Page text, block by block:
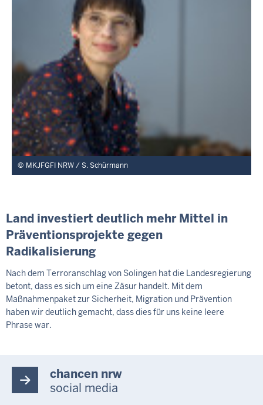
MKJFGFI NRW / S. Schürmann
Land investiert deutlich mehr Mittel in
Präventionsprojekte gegen
Radikalisierung
Nach dem Terroranschlag von Solingen hat die Landesregierung
betont, dass es sich um eine Zäsur handelt. Mit dem
Maßnahmenpaket zur Sicherheit, Migration und Prävention
haben wir deutlich gemacht, dass dies für uns keine leere
Phrase war.
chancen nrw
social media